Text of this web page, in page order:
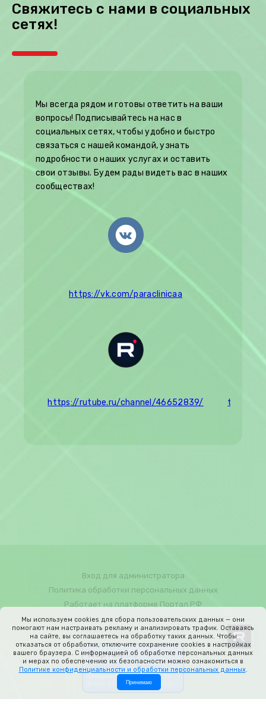
Мы используем cookies для сбора пользовательских данных — они
помогают нам настраивать рекламу и анализировать трафик. Оставаясь
на сайте, вы соглашаетесь на обработку таких данных. Чтобы
отказаться от обработки, отключите сохранение cookies в настройках
вашего браузера. С информацией об обработке персональных данных
и мерах по обеспечению их безопасности можно ознакомиться в
Политике конфиденциальности и обработки персональных данных.
Принимаю
Свяжитесь с нами в социальных
сетях!
Мы всегда рядом и готовы ответить на ваши
вопросы! Подписывайтесь на нас в
социальных сетях, чтобы удобно и быстро
связаться с нашей командой, узнать
подробности о наших услугах и оставить
свои отзывы. Будем рады видеть вас в наших
сообществах!
https://vk.com/paraclinicaa
https://rutube.ru/channel/46652839/ t.me/
Вход для администратора
Политика обработки персональных данных
Работает на платформе Портал.РФ
Последние обновление сайта: 2025-12-19 19:24:31
Центр поддержки пользователей